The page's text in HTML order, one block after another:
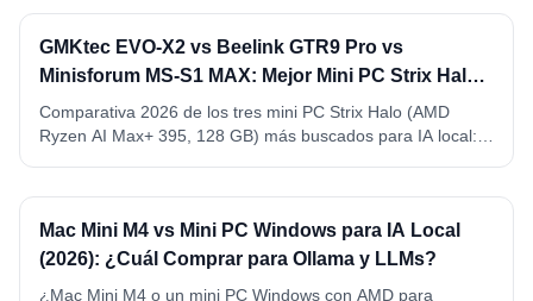
GMKtec EVO-X2 vs Beelink GTR9 Pro vs
Minisforum MS-S1 MAX: Mejor Mini PC Strix Halo
para IA Local (2026)
Comparativa 2026 de los tres mini PC Strix Halo (AMD
Ryzen AI Max+ 395, 128 GB) más buscados para IA local:
Mac Mini M4 vs Mini PC Windows para IA Local
(2026): ¿Cuál Comprar para Ollama y LLMs?
¿Mac Mini M4 o un mini PC Windows con AMD para